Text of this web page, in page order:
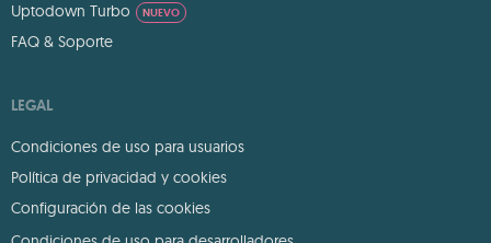
Uptodown Turbo
NUEVO
FAQ & Soporte
LEGAL
Condiciones de uso para usuarios
Política de privacidad y cookies
Configuración de las cookies